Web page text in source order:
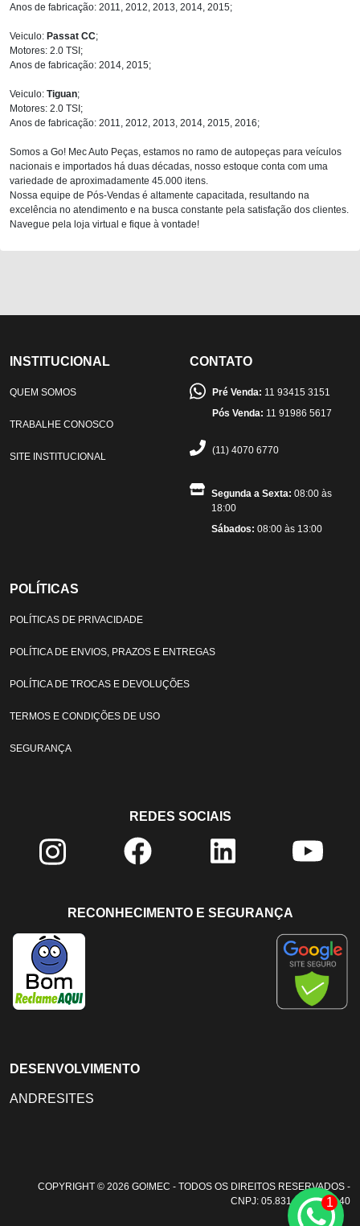
Anos de fabricação: 2011, 2012, 2013, 2014, 2015;
Veiculo: Passat CC;
Motores: 2.0 TSI;
Anos de fabricação: 2014, 2015;
Veiculo: Tiguan;
Motores: 2.0 TSI;
Anos de fabricação: 2011, 2012, 2013, 2014, 2015, 2016;
Somos a Go! Mec Auto Peças, estamos no ramo de autopeças para veículos
nacionais e importados há duas décadas, nosso estoque conta com uma
variedade de aproximadamente 45.000 itens.
Nossa equipe de Pós-Vendas é altamente capacitada, resultando na
excelência no atendimento e na busca constante pela satisfação dos clientes.
Navegue pela loja virtual e fique à vontade!
INSTITUCIONAL
QUEM SOMOS
TRABALHE CONOSCO
SITE INSTITUCIONAL
CONTATO
Pré Venda: 11 93415 3151
Pós Venda: 11 91986 5617
(11) 4070 6770
Segunda a Sexta: 08:00 às
18:00
Sábados: 08:00 às 13:00
POLÍTICAS
POLÍTICAS DE PRIVACIDADE
POLÍTICA DE ENVIOS, PRAZOS E ENTREGAS
POLÍTICA DE TROCAS E DEVOLUÇÕES
TERMOS E CONDIÇÕES DE USO
SEGURANÇA
REDES SOCIAIS
RECONHECIMENTO E SEGURANÇA
DESENVOLVIMENTO
ANDRESITES
COPYRIGHT © 2026 GO!MEC - TODOS OS DIREITOS RESERVADOS -
CNPJ: 05.831.108/0001-40
1